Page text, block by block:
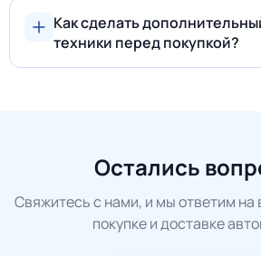
Как сделать
техники перед покупкой?
Остались
Свяжитесь с нами, и мы ответим на
покупке и доставке